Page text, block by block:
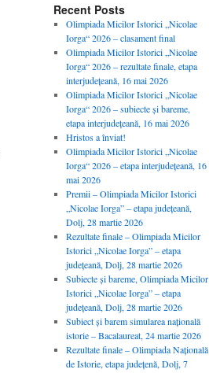
Recent Posts
Olimpiada Micilor Istorici „Nicolae
Iorga“ 2026 – clasament final
Olimpiada Micilor Istorici „Nicolae
Iorga“ 2026 – rezultate finale, etapa
interjudețeană, 16 mai 2026
Olimpiada Micilor Istorici „Nicolae
Iorga“ 2026 – subiecte și bareme,
etapa interjudețeană, 16 mai 2026
Hristos a înviat!
Olimpiada Micilor Istorici „Nicolae
Iorga“ 2026 – etapa interjudețeană, 16
mai 2026
Premii – Olimpiada Micilor Istorici
„Nicolae Iorga” – etapa județeană,
Dolj, 28 martie 2026
Rezultate finale – Olimpiada Micilor
Istorici „Nicolae Iorga” – etapa
județeană, Dolj, 28 martie 2026
Subiecte și bareme, Olimpiada Micilor
Istorici „Nicolae Iorga” – etapa
județeană, Dolj, 28 martie 2026
Subiect și barem simularea națională
istorie – Bacalaureat, 24 martie 2026
Rezultate finale – Olimpiada Națională
de Istorie, etapa județenă, Dolj, 7